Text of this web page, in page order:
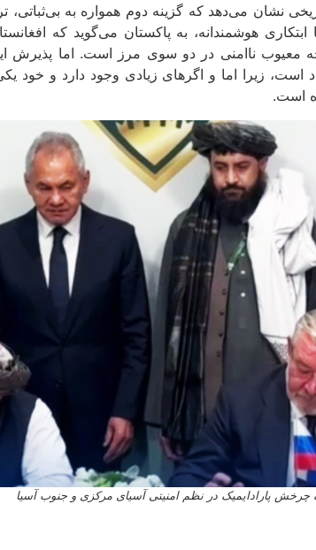
نشان می‌دهد که گزینه دوم همواره به بی‌ثباتی،
ابتکاری هوشمندانه، به پاکستان می‌گوید که
معیوب ناامنی در دو سوی مرز است. اما پذیرش
است، زیرا اما و اگرهای زیادی وجود دارد و خود
است.
چرخش پارادایمیک در نظم امنیتی آسیای مرکزی و جنوب آسیا